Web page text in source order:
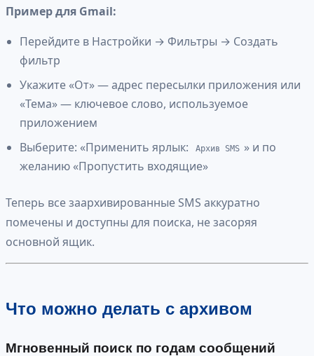
Пример для Gmail:
Перейдите в Настройки → Фильтры → Создать
фильтр
Укажите «От» — адрес пересылки приложения или
«Тема» — ключевое слово, используемое
приложением
Выберите: «Применить ярлык:
Архив SMS » и по
желанию «Пропустить входящие»
Теперь все заархивированные SMS аккуратно
помечены и доступны для поиска, не засоряя
основной ящик.
Что можно делать с архивом
Мгновенный поиск по годам сообщений